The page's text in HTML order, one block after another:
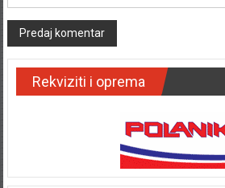
Rekviziti i oprema